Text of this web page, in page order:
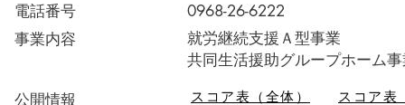
電話番号
​事業内容
​公開情報
​0968-26-6222
就労継続支援Ａ型事業
共同生活援助グループホーム
スコア表（全体） スコア表